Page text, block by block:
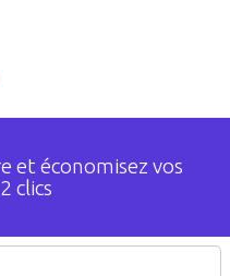
et économisez vos
clics